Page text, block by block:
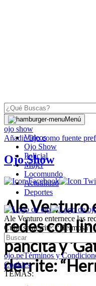
Menú
Videos
Ojo Show
Policial
Mujer
Locomundo
Actualidad
Deportes
Ale Venturo enternece las
Cuba se derrite: “Hermosa”
ojo.peTérminos y
Cookies
TEMAS:
OJO
ojo show
AñadirOjocomo fuente
Ojo Show
Ale Venturo
redes con
pancita y
derrite: